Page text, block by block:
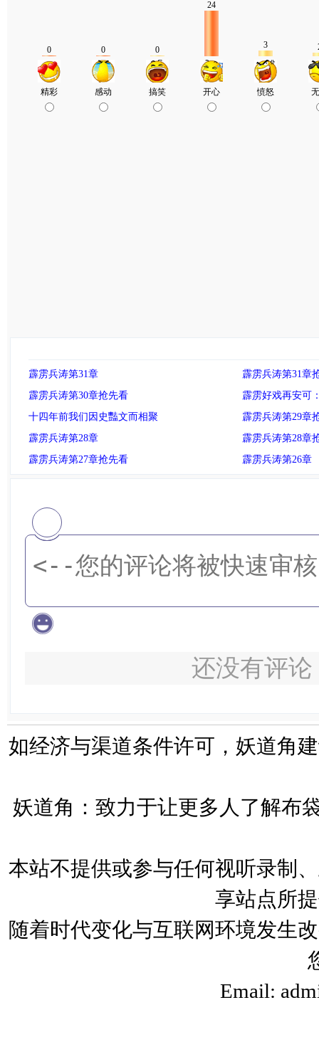
霹雳兵涛第31章
霹雳兵涛第31章
霹雳兵涛第30章抢先看
霹雳好戏再安可
十四年前我们因史豔文而相聚
霹雳兵涛第29章
霹雳兵涛第28章
霹雳兵涛第28章
霹雳兵涛第27章抢先看
霹雳兵涛第26章
还没有评
如经济与渠道条件许可，妖道角
妖道角：致力于让更多人了解布
本站不提供或参与任何视听录制
享站点所
随着时代变化与互联网环境发生
Email: